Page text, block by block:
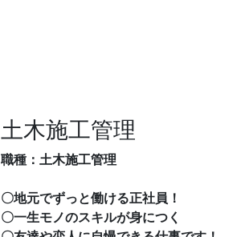
土木施工管理
職種：土木施工管理
〇地元でずっと働ける正社員！
〇一生モノのスキルが身につく